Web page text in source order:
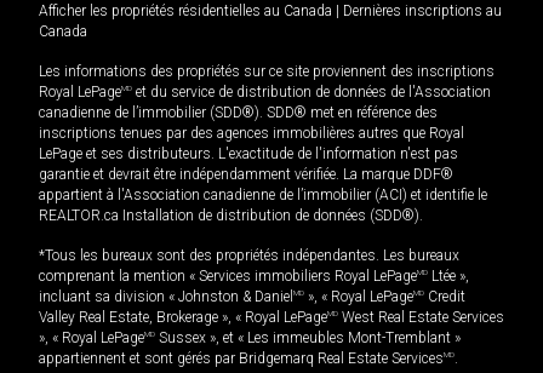
Afficher les propriétés résidentielles au Canada
Dernières inscriptions au
Canada
Les informations des propriétés sur ce site proviennent des inscriptions
Royal LePageMD et du service de distribution de données de l'Association
canadienne de l’immobilier (SDD®). SDD® met en référence des
inscriptions tenues par des agences immobilières autres que Royal
LePage et ses distributeurs. L'exactitude de l'information n'est pas
garantie et devrait être indépendamment vérifiée. La marque DDF®
appartient à l'Association canadienne de l’immobilier (ACI) et identifie le
REALTOR.ca Installation de distribution de données (SDD®).
*Tous les bureaux sont des propriétés indépendantes. Les bureaux
comprenant la mention « Services immobiliers Royal LePageMD Ltée »,
incluant sa division « Johnston & Daniel MD », « Royal LePageMD Credit
Valley Real Estate, Brokerage », « Royal LePageMD West Real Estate Services
», « Royal LePageMD Sussex », et « Les immeubles Mont-Tremblant »
appartiennent et sont gérés par Bridgemarq Real Estate ServicesMD.